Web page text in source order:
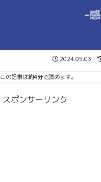
2024.05.03
この記事は約4分で読めます。
スポンサーリンク